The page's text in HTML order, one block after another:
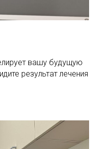
вашу будущую
результат лечения